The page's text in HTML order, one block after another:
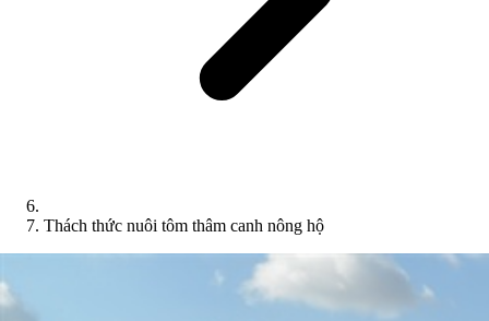
Thách thức nuôi tôm thâm canh nông hộ